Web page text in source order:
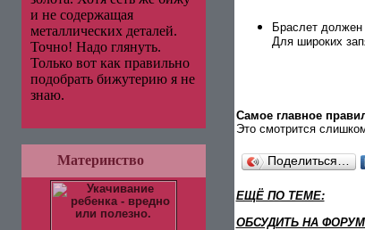
и не содержащая
металлических деталей.
Точно! Надо глянуть.
Только вот как правильно
подобрать бижутерию я не
знаю.
Материнство
Браслет должен
Для широких
Самое главное
Это смотрится
Поделиться…
ЕЩЁ ПО ТЕМЕ:
ОБСУДИТЬ НА